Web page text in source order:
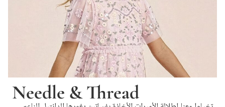
Needle & Thread